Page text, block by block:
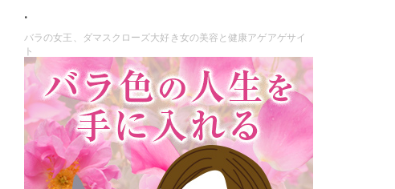
.
バラの女王、ダマスクローズ大好き女の美容と健康アゲアゲサイ
ト